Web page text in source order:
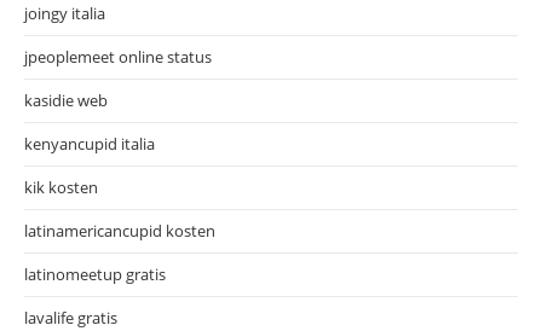
joingy italia
jpeoplemeet online status
kasidie web
kenyancupid italia
kik kosten
latinamericancupid kosten
latinomeetup gratis
lavalife gratis